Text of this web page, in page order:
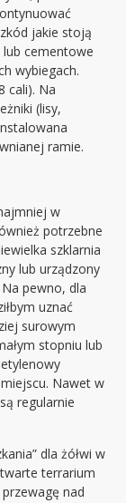
jakie stoją
cementowe
wybiegach.
cali). Na
(lisy,
ramie.
w
potrzebne
szklarnia
lub urządzony
pewno, dla
uznać
surowym
stopniu lub
Nawet w
regularnie
dla żółwi w
terrarium
nad